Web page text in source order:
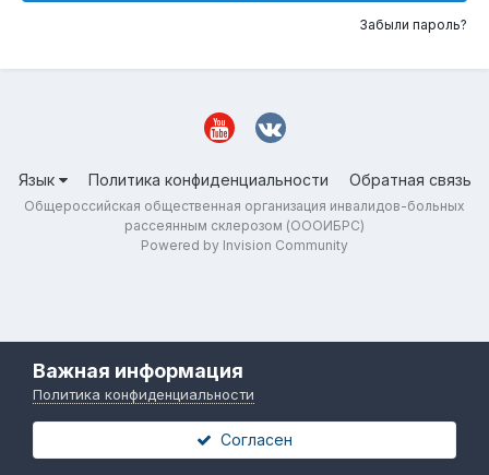
Забыли пароль?
Язык Политика конфиденциальности Обратная связь
Общероссийская общественная организация инвалидов-больных
рассеянным склерозом (ОООИБРС)
Powered by Invision Community
Важная информация
Политика конфиденциальности
Согласен